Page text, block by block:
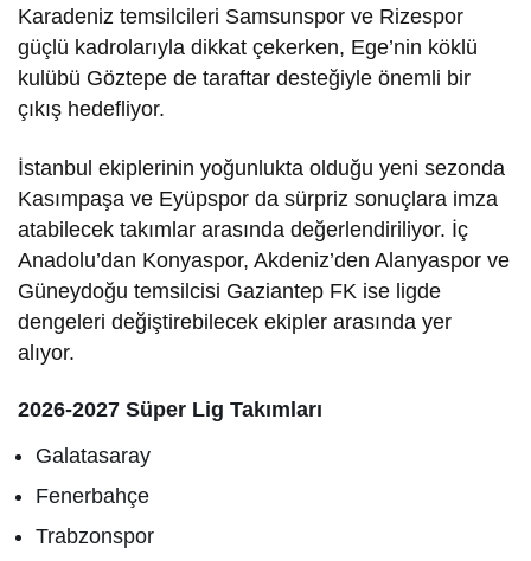
Karadeniz temsilcileri Samsunspor ve Rizespor
güçlü kadrolarıyla dikkat çekerken, Ege’nin köklü
kulübü Göztepe de taraftar desteğiyle önemli bir
çıkış hedefliyor.
İstanbul ekiplerinin yoğunlukta olduğu yeni sezonda
Kasımpaşa ve Eyüpspor da sürpriz sonuçlara imza
atabilecek takımlar arasında değerlendiriliyor. İç
Anadolu’dan Konyaspor, Akdeniz’den Alanyaspor ve
Güneydoğu temsilcisi Gaziantep FK ise ligde
dengeleri değiştirebilecek ekipler arasında yer
alıyor.
2026-2027 Süper Lig Takımları
Galatasaray
Fenerbahçe
Trabzonspor